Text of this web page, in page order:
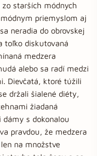
starších módnych
priemyslom aj
neradia do obrovskej
toľko diskutovaná
medzera
alebo sa radí medzi
Dievčatá, ktoré túžili
držali šialené diéty,
žiadaná
s dokonalou
pravdou, že medzera
na množstve